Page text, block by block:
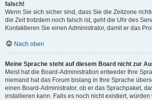
falsch!
Wenn Sie sich sicher sind, dass Sie die Zeitzone
die Zeit trotzdem noch falsch ist, geht die Uhr des
Kontaktieren Sie einen Administrator, damit er das
Nach oben
Meine Sprache steht auf diesem Board nicht zur
Meist hat die Board-Administration entweder Ihre
niemand hat das Forum bislang in Ihre Sprache
einen Board-Administrator, ob er das Sprachpaket,
installieren kann. Falls es noch nicht existiert,